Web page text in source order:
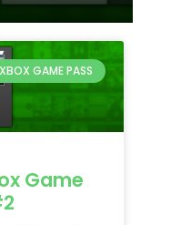
XBOX GAME PASS
Game